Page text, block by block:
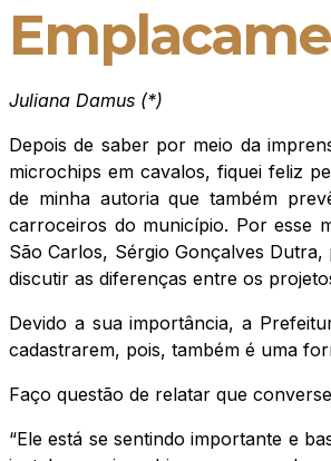
Juliana Damus (*)
Depois de saber por meio da
microchips em cavalos, fiquei feliz
de minha autoria que também
carroceiros do município. Por esse
São Carlos, Sérgio Gonçalves
discutir as diferenças entre os
Devido a sua importância, a
cadastrarem, pois, também é uma
Faço questão de relatar que
“Ele está se sentindo importante e